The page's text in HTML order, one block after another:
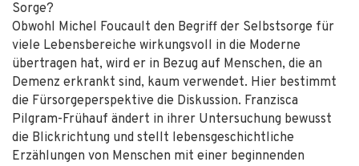
Sorge?
Obwohl Michel Foucault den Begriff der Selbstsorge für
viele Lebensbereiche wirkungsvoll in die Moderne
übertragen hat, wird er in Bezug auf Menschen, die an
Demenz erkrankt sind, kaum verwendet. Hier bestimmt
die Fürsorgeperspektive die Diskussion. Franzisca
Pilgram-Frühauf ändert in ihrer Untersuchung bewusst
die Blickrichtung und stellt lebensgeschichtliche
Erzählungen von Menschen mit einer beginnenden